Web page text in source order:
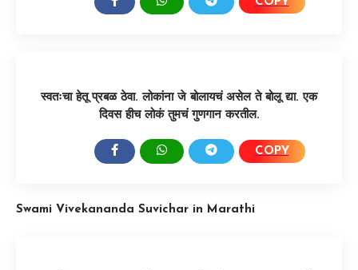
स्वतःचा हेतू प्रबळ ठेवा. लोकांना जे बोलायचं असेल ते बोलू द्या. एक
दिवस हीच लोकं तुमचं गुणगान करतील.
COPY
Swami Vivekananda Suvichar in Marathi